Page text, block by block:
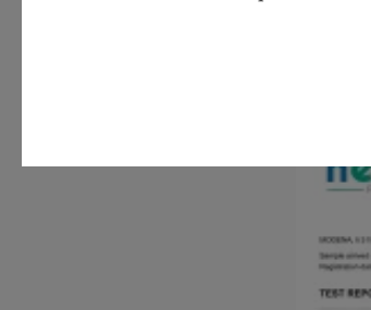
Zlata